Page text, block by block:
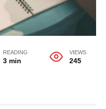
READING
3 min
VIEWS
245